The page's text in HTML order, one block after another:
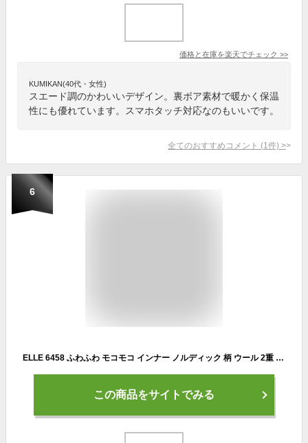
価格と在庫を楽天でチェック >>
KUMIKAN(40代・女性)
スエード調のかわいいデザイン。裏ボア素材で暖かく保温
性にも優れています。スマホタッチ対応なのもいいです。
全てのおすすめコメント (1 件) >
6
ELLE 6458 ふわふわ モコモコ インナー ノルディック 柄 ウール 2重 手袋 ケース付 Beige
この商品をサイトでみる